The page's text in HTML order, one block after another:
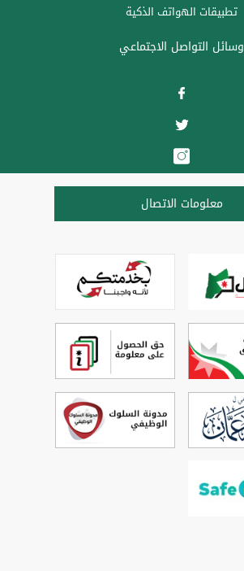
تطبيقات الهواتف الذكية
وسائل التواصل الاجتماعي
معلومات الاتصال